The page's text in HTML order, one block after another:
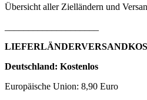
Übersicht aller Zielländern und
Deutschland: Kostenlos
Europäische Union: 8,90 Euro